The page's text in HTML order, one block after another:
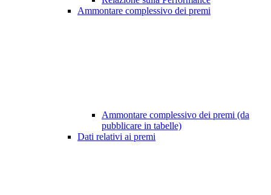
Ammontare complessivo dei premi
Ammontare complessivo dei premi (da
pubblicare in tabelle)
Dati relativi ai premi